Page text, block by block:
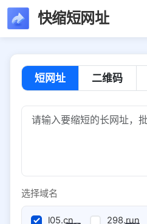
快缩短网址
短网址 二维码
选择域名
l05.cn 298.run